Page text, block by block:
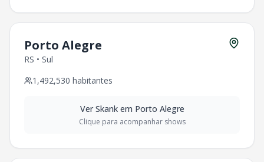
Porto Alegre
RS • Sul
1,492,530 habitantes
VerSkankem Porto Alegre
Clique para acompanhar shows